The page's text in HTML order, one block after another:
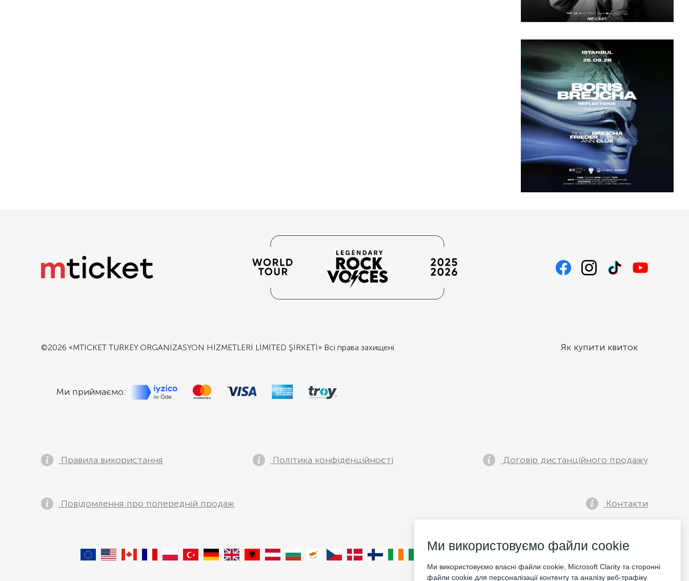
©2026 «MTICKET TURKEY ORGANİZASYON HİZMETLERİ LİMİTED ŞİRKETİ» Всі права захищені Як купити квиток
Ми приймаємо:
Правила використання Політика конфіденційності Договір дистанційного продажу
Повідомлення про попередній продаж Контакти
Ми використовуємо файли cookie
Ми використовуємо власні файли cookie, Microsoft Clarity та сторонні
файли cookie для персоналізації контенту та аналізу веб-трафіку.